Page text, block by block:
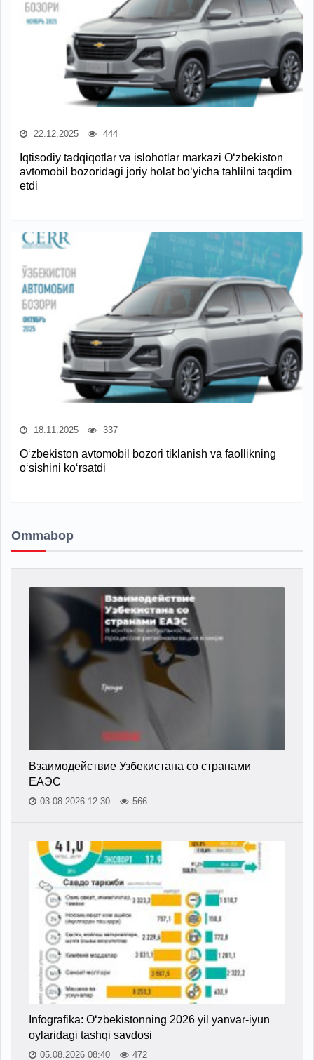
22.12.2025 444
Iqtisodiy tadqiqotlar va islohotlar markazi O‘zbekiston
avtomobil bozoridagi joriy holat bo‘yicha tahlilni taqdim
etdi
18.11.2025 337
O‘zbekiston avtomobil bozori tiklanish va faollikning
o‘sishini ko‘rsatdi
Ommabop
Взаимодействие Узбекистана со странами
ЕАЭС
03.08.2026 12:30 566
Infografika: O‘zbekistonning 2026 yil yanvar-iyun
oylaridagi tashqi savdosi
05.08.2026 08:40 472